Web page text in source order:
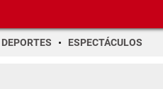
DEPORTES ESPECTÁCULOS